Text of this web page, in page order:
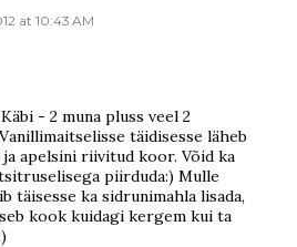
at 10:43 AM
- 2 muna pluss veel 2
täidisesse läheb
apelsini riivitud koor. Võid ka
piirduda:) Mulle
täisesse ka sidrunimahla lisada,
kook kuidagi kergem kui ta